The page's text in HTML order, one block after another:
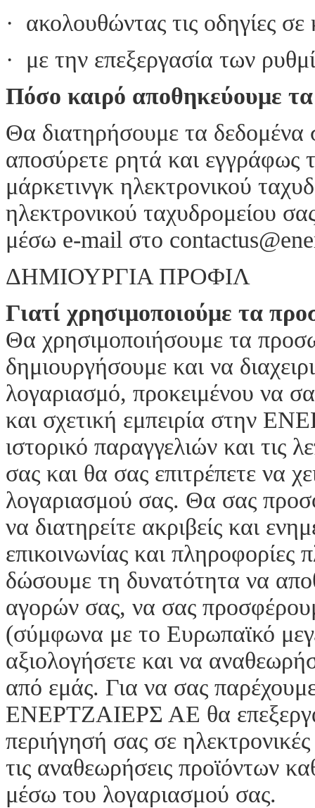
· ακολουθώντας τις οδηγίες
· με την επεξεργασία των
Πόσο καιρό αποθηκεύουμε
Θα διατηρήσουμε τα δεδομένα
αποσύρετε ρητά και εγγράφως
μάρκετινγκ ηλεκτρονικού
ηλεκτρονικού ταχυδρομείου
μέσω e-mail στο
ΔΗΜΙΟΥΡΓΙΑ ΠΡΟΦΙΛ
Γιατί χρησιμοποιούμε τα
Θα χρησιμοποιήσουμε τα
δημιουργήσουμε και να
λογαριασμό, προκειμένου να
και σχετική εμπειρία στην
ιστορικό παραγγελιών και τις
σας και θα σας επιτρέπετε να
λογαριασμού σας. Θα σας
να διατηρείτε ακριβείς και
επικοινωνίας και
δώσουμε τη δυνατότητα να
αγορών σας, να σας
(σύμφωνα με το Ευρωπαϊκό
αξιολογήσετε και να
από εμάς. Για να σας
ΕΝΕΡΤΖΑΙΕΡΣ ΑΕ θα
περιήγησή σας σε
τις αναθεωρήσεις προϊόντων
μέσω του λογαριασμού σας.